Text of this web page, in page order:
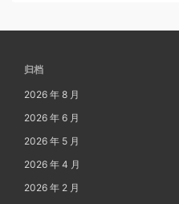
归档
2026 年 8 月
2026 年 6 月
2026 年 5 月
2026 年 4 月
2026 年 2 月